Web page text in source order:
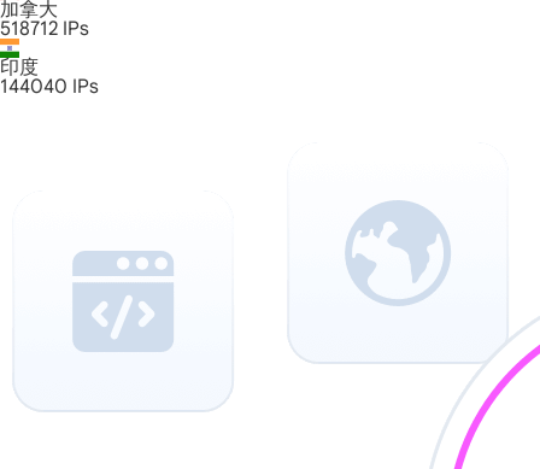
加拿大
518712 IPs
印度
144040 IPs